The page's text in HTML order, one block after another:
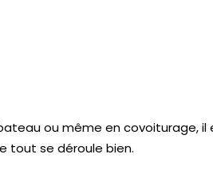
ou même en covoiturage,
tout se déroule bien.